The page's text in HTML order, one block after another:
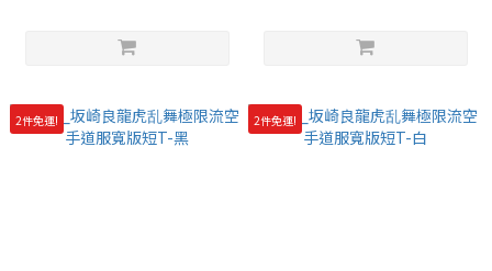
2件免運! 2件免運!